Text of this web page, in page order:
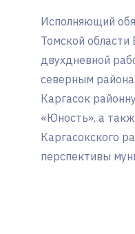
Исполняющий
Томской
двухдневной
северным
Каргасок
«Юность», а
Каргасокского
перспективы